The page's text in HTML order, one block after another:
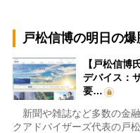
戸松信博の明日の爆
【戸松信博
デバイス：
要…
新聞や雑誌など多数の金
クアドバイザーズ代表の戸